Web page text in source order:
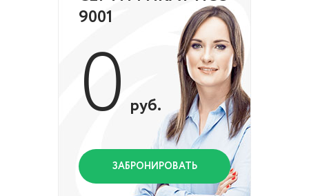
9001
0 руб.
ЗАБРОНИРОВАТЬ